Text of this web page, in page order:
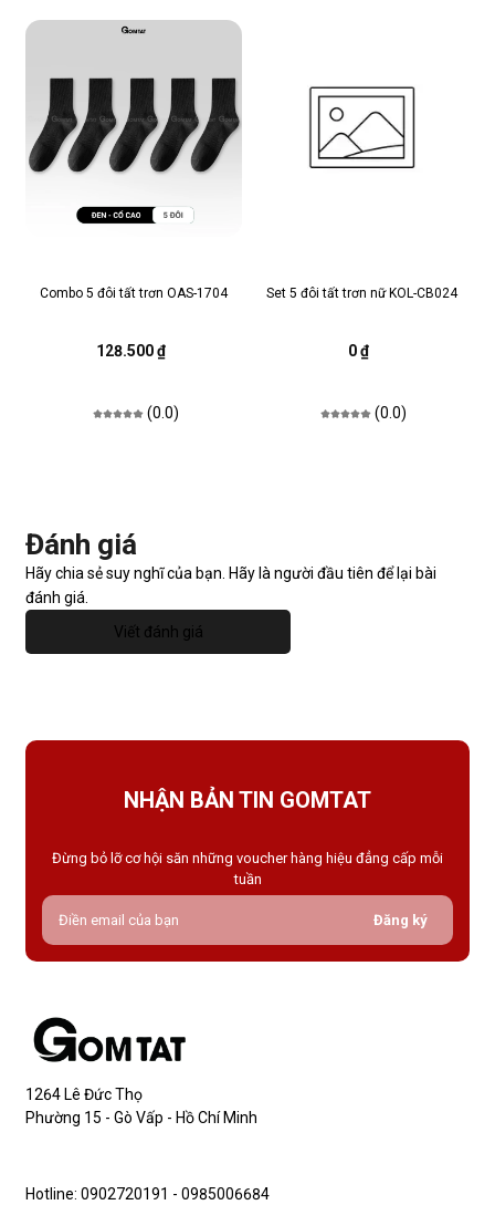
Combo 5 đôi tất trơn OAS-1704
128.500 ₫
(0.0)
Set 5 đôi tất trơn nữ KOL-CB024
0 ₫
(0.0)
Đánh giá
Hãy chia sẻ suy nghĩ của bạn. Hãy là người đầu tiên để lại bài
đánh giá.
Viết đánh giá
NHẬN BẢN TIN GOMTAT
Đừng bỏ lỡ cơ hội săn những voucher hàng hiệu đẳng cấp mỗi
tuần
Đăng ký
1264 Lê Đức Thọ
Phường 15 - Gò Vấp - Hồ Chí Minh
Hotline: 0902720191 - 0985006684